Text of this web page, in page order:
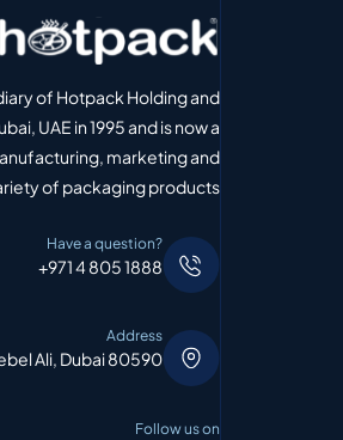
of Hotpack Holding and
UAE in 1995 and is now a
marketing and
of packaging products
Have a question?
+971 4 805 1888
Address
Ali, Dubai 80590
Follow us on